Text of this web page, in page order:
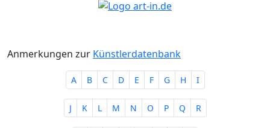
Anmerkungen zur Künstlerdatenbank
A B C D E F G H I
J K L M N O P Q R